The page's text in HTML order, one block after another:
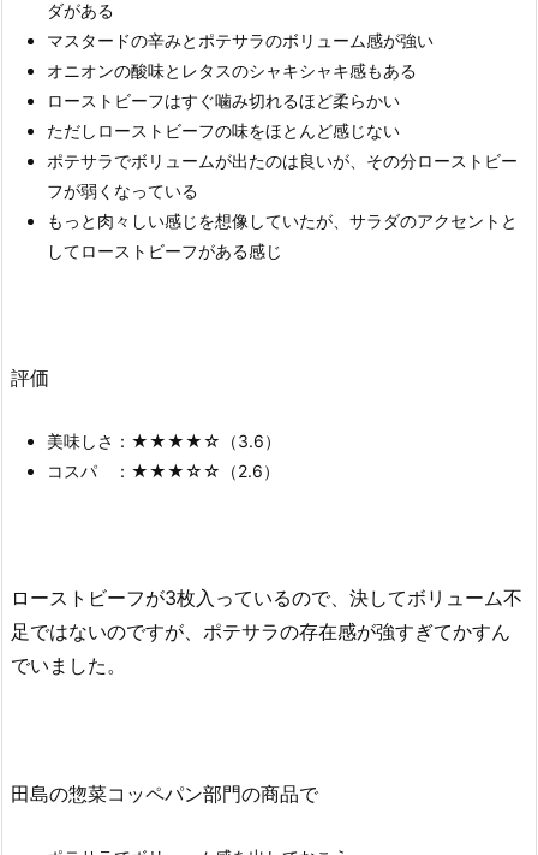
ダがある
マスタードの辛みとポテサラのボリューム感が強い
オニオンの酸味とレタスのシャキシャキ感もある
ローストビーフはすぐ噛み切れるほど柔らかい
ただしローストビーフの味をほとんど感じない
ポテサラでボリュームが出たのは良いが、その分ローストビー
フが弱くなっている
もっと肉々しい感じを想像していたが、サラダのアクセントと
してローストビーフがある感じ
評価
美味しさ：★★★★☆（3.6）
コスパ ：★★★☆☆（2.6）
ローストビーフが3枚入っているので、決してボリューム不
足ではないのですが、ポテサラの存在感が強すぎてかすん
でいました。
田島の惣菜コッペパン部門の商品で